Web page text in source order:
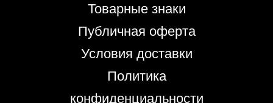
Товарные знаки
Публичная оферта
Условия доставки
Политика
конфиденциальности